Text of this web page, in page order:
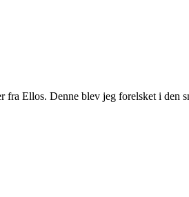
fra Ellos. Denne blev jeg forelsket i den